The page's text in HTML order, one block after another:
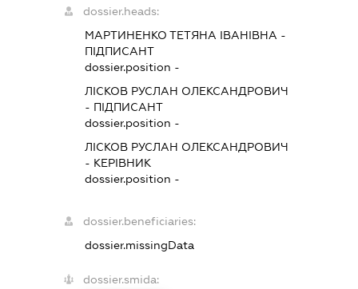
dossier.heads:
МАРТИНЕНКО ТЕТЯНА ІВАНІВНА -
ПІДПИСАНТ
dossier.position -
ЛІСКОВ РУСЛАН ОЛЕКСАНДРОВИЧ
- ПІДПИСАНТ
dossier.position -
ЛІСКОВ РУСЛАН ОЛЕКСАНДРОВИЧ
- КЕРІВНИК
dossier.position -
dossier.beneficiaries:
dossier.missingData
dossier.smida: